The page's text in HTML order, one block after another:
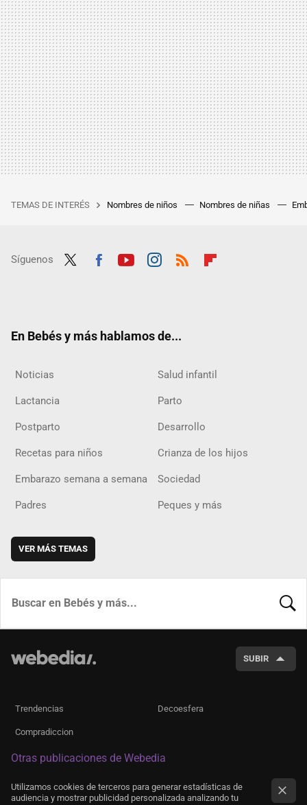
TEMAS DE INTERÉS Nombres de niños Nombres de niñas
Síguenos
En Bebés y más hablamos de...
Noticias Salud infantil
Lactancia Parto
Postparto Desarrollo
Recetas para niños Crianza de los hijos
Embarazo semana a semana Sociedad
Padres Peques y más
VER MÁS TEMAS
SUBIR
Trendencias Decoesfera
Compradiccion
Otras publicaciones de Webedia
Utilizamos cookies de terceros para generar estadísticas de
audiencia y mostrar publicidad personalizada analizando tu